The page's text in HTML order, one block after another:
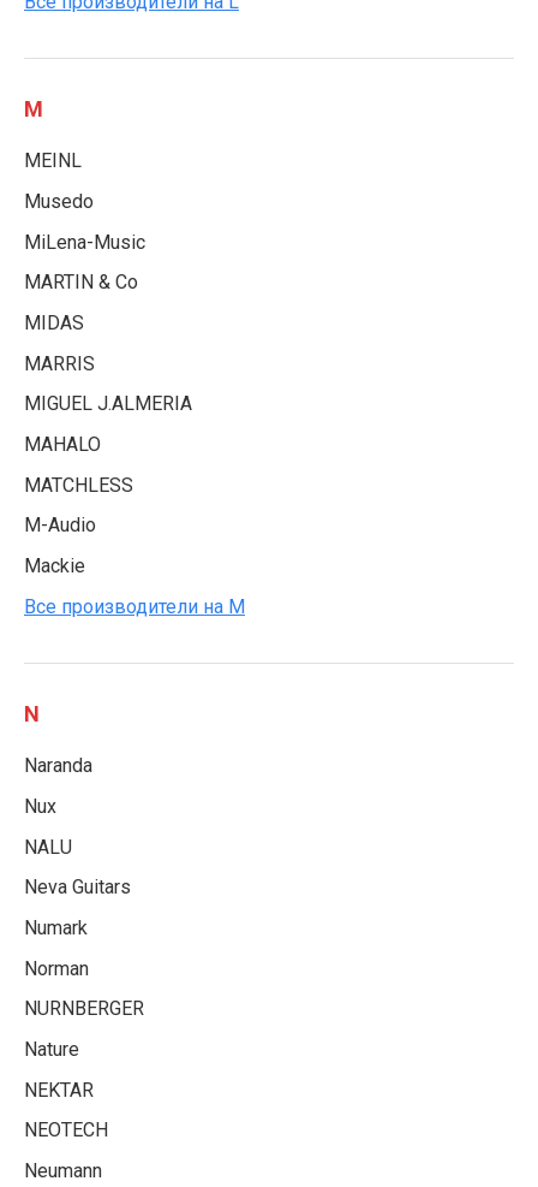
M
MEINL
Musedo
MiLena-Music
MARTIN & Co
MIDAS
MARRIS
MIGUEL J.ALMERIA
MAHALO
MATCHLESS
M-Audio
Mackie
Все производители на M
N
Naranda
Nux
NALU
Neva Guitars
Numark
Norman
NURNBERGER
Nature
NEKTAR
NEOTECH
Neumann